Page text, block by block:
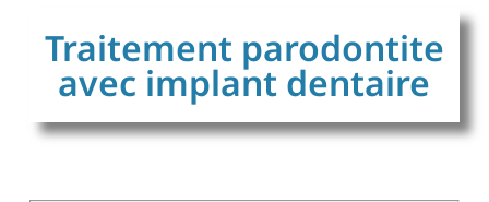
Traitement parodontite
avec implant dentaire